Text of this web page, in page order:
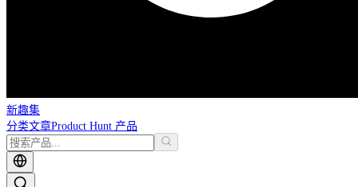
新趣集
分类文章Product Hunt 产品